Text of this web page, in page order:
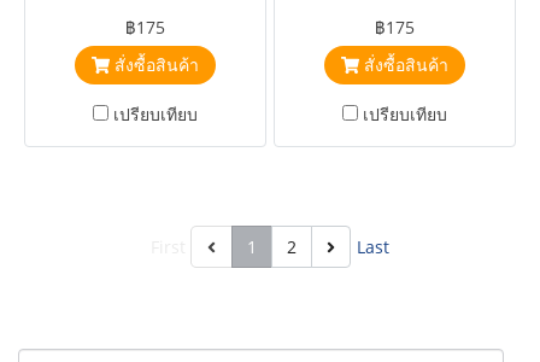
฿175
สั่งซื้อสินค้า
เปรียบเทียบ
฿175
สั่งซื้อสินค้า
เปรียบเทียบ
1 2 Last